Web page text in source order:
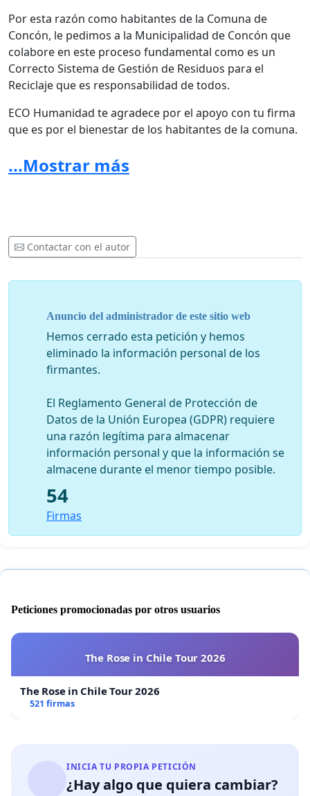
Por esta razón como habitantes de la Comuna de
Concón, le pedimos a la Municipalidad de Concón que
colabore en este proceso fundamental como es un
Correcto Sistema de Gestión de Residuos para el
Reciclaje que es responsabilidad de todos.
ECO Humanidad te agradece por el apoyo con tu firma
que es por el bienestar de los habitantes de la comuna.
...Mostrar más
Contactar con el autor
Anuncio del administrador de este sitio web
Hemos cerrado esta petición y hemos
eliminado la información personal de los
firmantes.
El Reglamento General de Protección de
Datos de la Unión Europea (GDPR) requiere
una razón legítima para almacenar
información personal y que la información se
almacene durante el menor tiempo posible.
54
Firmas
Peticiones promocionadas por otros usuarios
The Rose in Chile Tour 2026
The Rose in Chile Tour 2026
521 firmas
INICIA TU PROPIA PETICIÓN
¿Hay algo que quiera cambiar?